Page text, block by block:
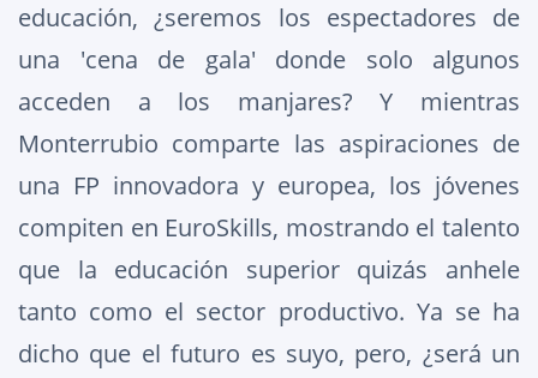
educación, ¿seremos los espectadores de
una 'cena de gala' donde solo algunos
acceden a los manjares? Y mientras
Monterrubio comparte las aspiraciones de
una FP innovadora y europea, los jóvenes
compiten en EuroSkills, mostrando el talento
que la educación superior quizás anhele
tanto como el sector productivo. Ya se ha
dicho que el futuro es suyo, pero, ¿será un